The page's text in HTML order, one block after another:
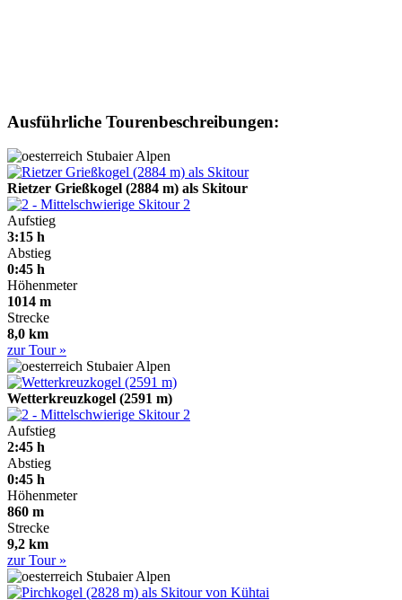
Ausführliche Tourenbeschreibungen:
Stubaier Alpen
Rietzer Grießkogel (2884 m) als Skitour
2
Aufstieg
3:15 h
Abstieg
0:45 h
Höhenmeter
1014 m
Strecke
8,0 km
zur Tour »
Stubaier Alpen
Wetterkreuzkogel (2591 m)
2
Aufstieg
2:45 h
Abstieg
0:45 h
Höhenmeter
860 m
Strecke
9,2 km
zur Tour »
Stubaier Alpen